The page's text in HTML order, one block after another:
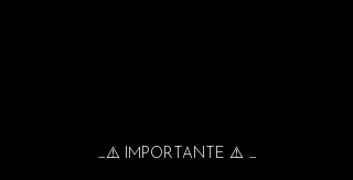
_⚠️ IMPORTANTE ⚠️ _